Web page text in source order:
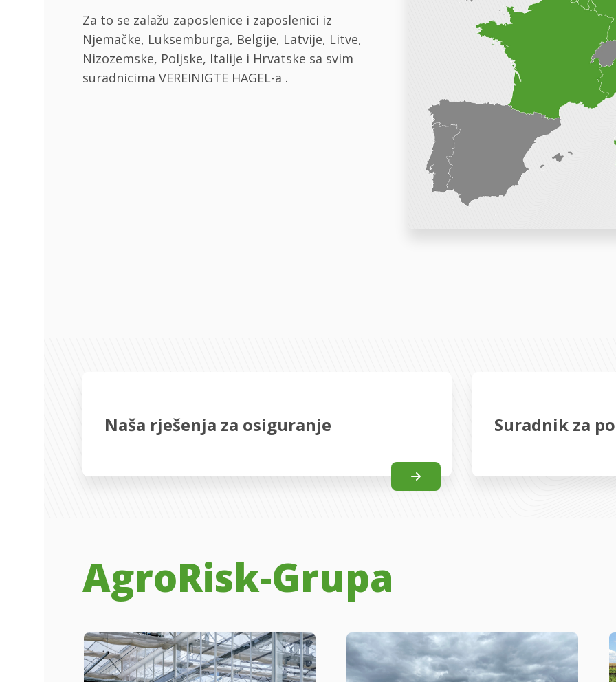
Za to se zalažu zaposlenice i zaposlenici iz
Njemačke, Luksemburga, Belgije, Latvije, Litve,
Nizozemske, Poljske, Italije i Hrvatske sa svim
suradnicima VEREINIGTE HAGEL-a .
Naša rješenja za osiguranje Suradnik za
AgroRisk-Grupa